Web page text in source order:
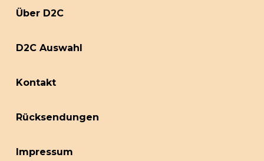
Über D2C
D2C Auswahl
Kontakt
Rücksendungen
Impressum